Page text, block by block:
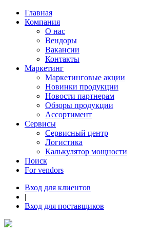
Главная
Компания
О нас
Вендоры
Вакансии
Контакты
Маркетинг
Маркетинговые акции
Новинки продукции
Новости партнерам
Обзоры продукции
Ассортимент
Сервисы
Сервисный центр
Логистика
Калькулятор мощности
Поиск
For vendors
Вход для клиентов
|
Вход для поставщиков